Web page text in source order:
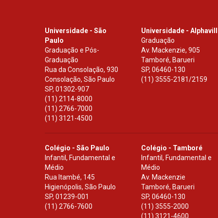
Universidade - São
Paulo
Graduação e Pós-
Graduação
Rua da Consolação, 930
Consolação, São Paulo
SP, 01302-907
(11) 2114-8000
(11) 2766-7000
(11) 3121-4500
Universidade -
Graduação
Av. Mackenzie, 905
Tamboré, Barueri
SP,06460-130
(11) 3555-2181/2159
Colégio - São Paulo
Infantil, Fundamental e
Médio
Rua Itambé, 145
Higienópolis, São Paulo
SP, 01239-001
(11) 2766-7600
Colégio - Tamboré
Infantil, Fundamental e
Médio
Av. Mackenzie
Tamboré, Barueri
SP,06460-130
(11) 3555-2000
(11) 3121-4600